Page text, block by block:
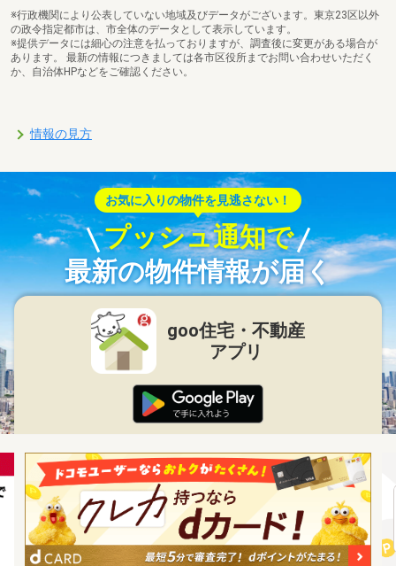
※行政機関により公表していない地域及びデータがございます。東京23区以外
の政令指定都市は、市全体のデータとして表示しています。
※提供データには細心の注意を払っておりますが、調査後に変更がある場合が
あります。 最新の情報につきましては各市区役所までお問い合わせいただく
か、自治体HPなどをご確認ください。
情報の見方
お気に入りの物件を見逃さない！
プッシュ通知で
最新の物件情報が届く
goo住宅・不動産
アプリ